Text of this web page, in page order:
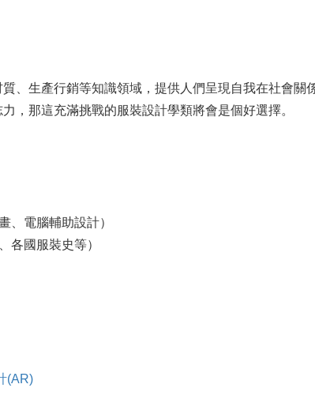
、生產行銷等知識領域，提供人們呈現自我在社會關
，那這充滿挑戰的服裝設計學類將會是個好選擇。
、電腦輔助設計）
各國服裝史等）
(AR)